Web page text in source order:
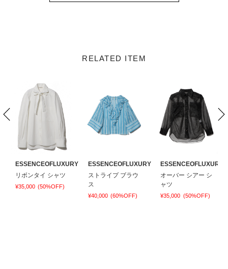
RELATED ITEM
ESSENCEOFLUXURY
リボンタイ シャツ
¥35,000 (50%OFF)
ESSENCEOFLUXURY
ストライプ ブラウ
ス
¥40,000 (60%OFF)
ESSENCEOFLUXURY
オーバー シアー シ
ャツ
¥35,000 (50%OFF)